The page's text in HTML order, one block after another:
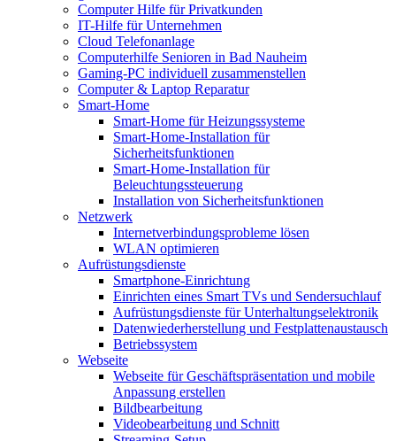
Computer Hilfe für Privatkunden
IT-Hilfe für Unternehmen
Cloud Telefonanlage
Computerhilfe Senioren in Bad Nauheim
Gaming-PC individuell zusammenstellen
Computer & Laptop Reparatur
Smart-Home
Smart-Home für Heizungssysteme
Smart-Home-Installation für
Sicherheitsfunktionen
Smart-Home-Installation für
Beleuchtungssteuerung
Installation von Sicherheitsfunktionen
Netzwerk
Internetverbindungsprobleme lösen
WLAN optimieren
Aufrüstungsdienste
Smartphone-Einrichtung
Einrichten eines Smart TVs und Sendersuchlauf
Aufrüstungsdienste für Unterhaltungselektronik
Datenwiederherstellung und Festplattenaustausch
Betriebssystem
Webseite
Webseite für Geschäftspräsentation und mobile
Anpassung erstellen
Bildbearbeitung
Videobearbeitung und Schnitt